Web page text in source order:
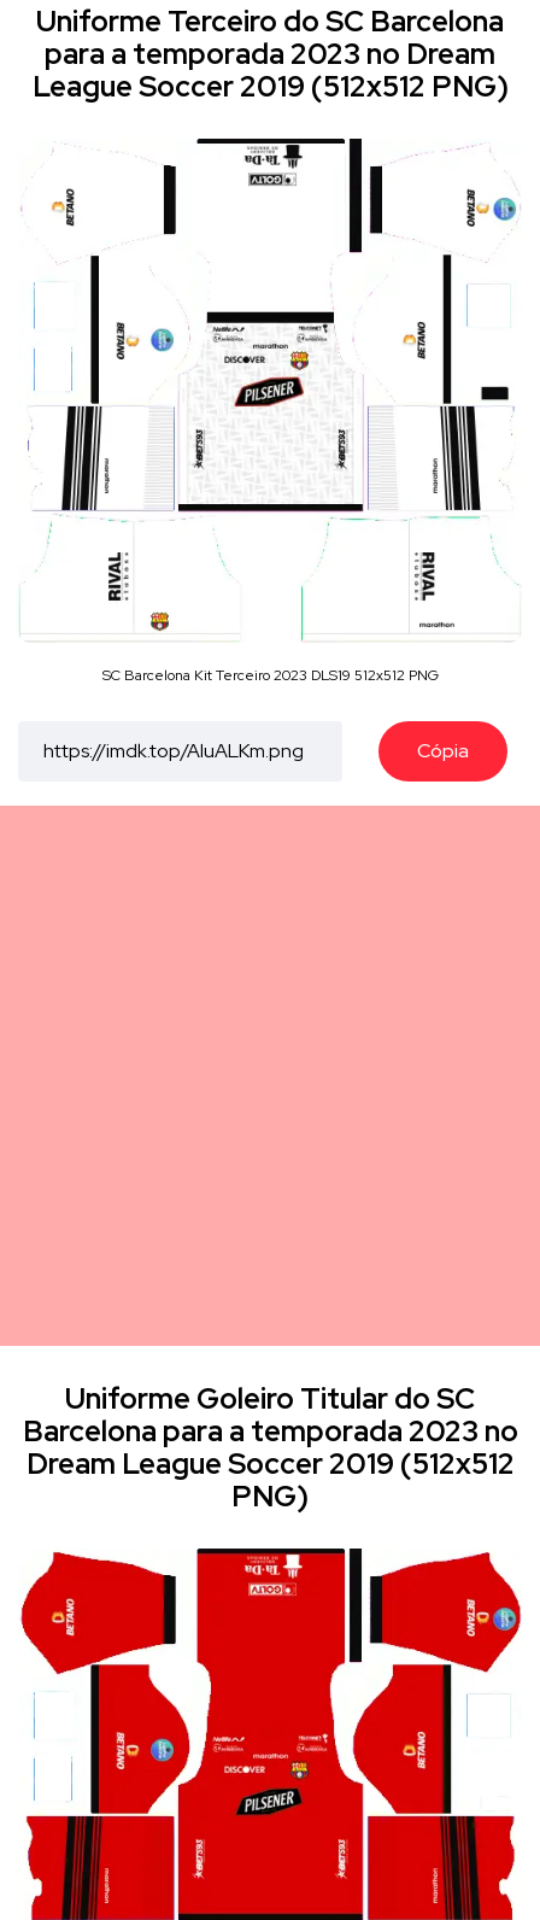
Uniforme Terceiro do SC Barcelona
para a temporada 2023 no Dream
League Soccer 2019 (512x512 PNG)
SC Barcelona Kit Terceiro 2023 DLS19 512x512 PNG
Cópia
Uniforme Goleiro Titular do SC
Barcelona para a temporada 2023 no
Dream League Soccer 2019 (512x512
PNG)